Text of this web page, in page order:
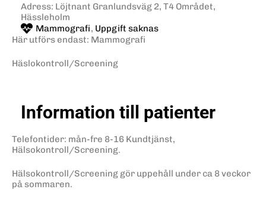
Adress: Löjtnant Granlundsväg 2, T4 Området,
Hässleholm
Mammografi, Uppgift saknas
Här utförs endast: Mammografi
Häslokontroll/Screening
Information till patienter
Telefontider: mån-fre 8-16 Kundtjänst,
Hälsokontroll/Screening.
Hälsokontroll/Screening gör uppehåll under ca 8 veckor
på sommaren.